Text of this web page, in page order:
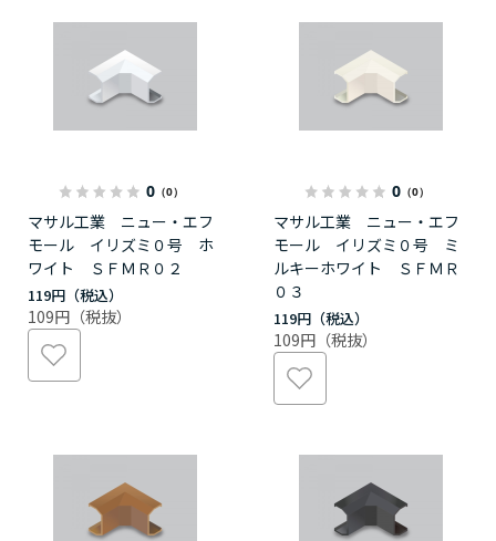
0 （0）
マサル工業 ニュー・エフ
モール イリズミ０号 ホ
ワイト ＳＦＭＲ０２
119円
109円
0（0）
マサル工業 ニュー・エフ
モール イリズミ０号 ミ
ルキーホワイト ＳＦＭＲ
０３
119円
109円